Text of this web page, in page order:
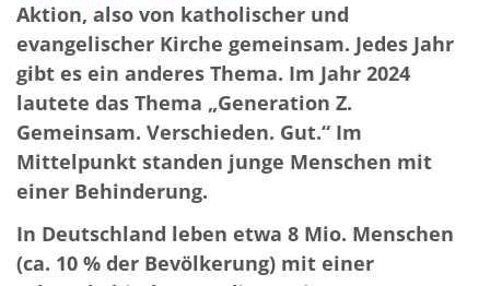
Aktion, also von katholischer und
evangelischer Kirche gemeinsam. Jedes Jahr
gibt es ein anderes Thema. Im Jahr 2024
lautete das Thema „Generation Z.
Gemeinsam. Verschieden. Gut.“ Im
Mittelpunkt standen junge Menschen mit
einer Behinderung.
In Deutschland leben etwa 8 Mio. Menschen
(ca. 10 % der Bevölkerung) mit einer